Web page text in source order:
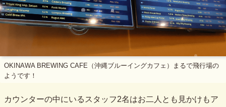
OKINAWA BREWING CAFE（沖縄ブルーイングカフェ）まるで飛行場の
ようです！
カウンターの中にいるスタッフ2名はお二人とも見かけもア